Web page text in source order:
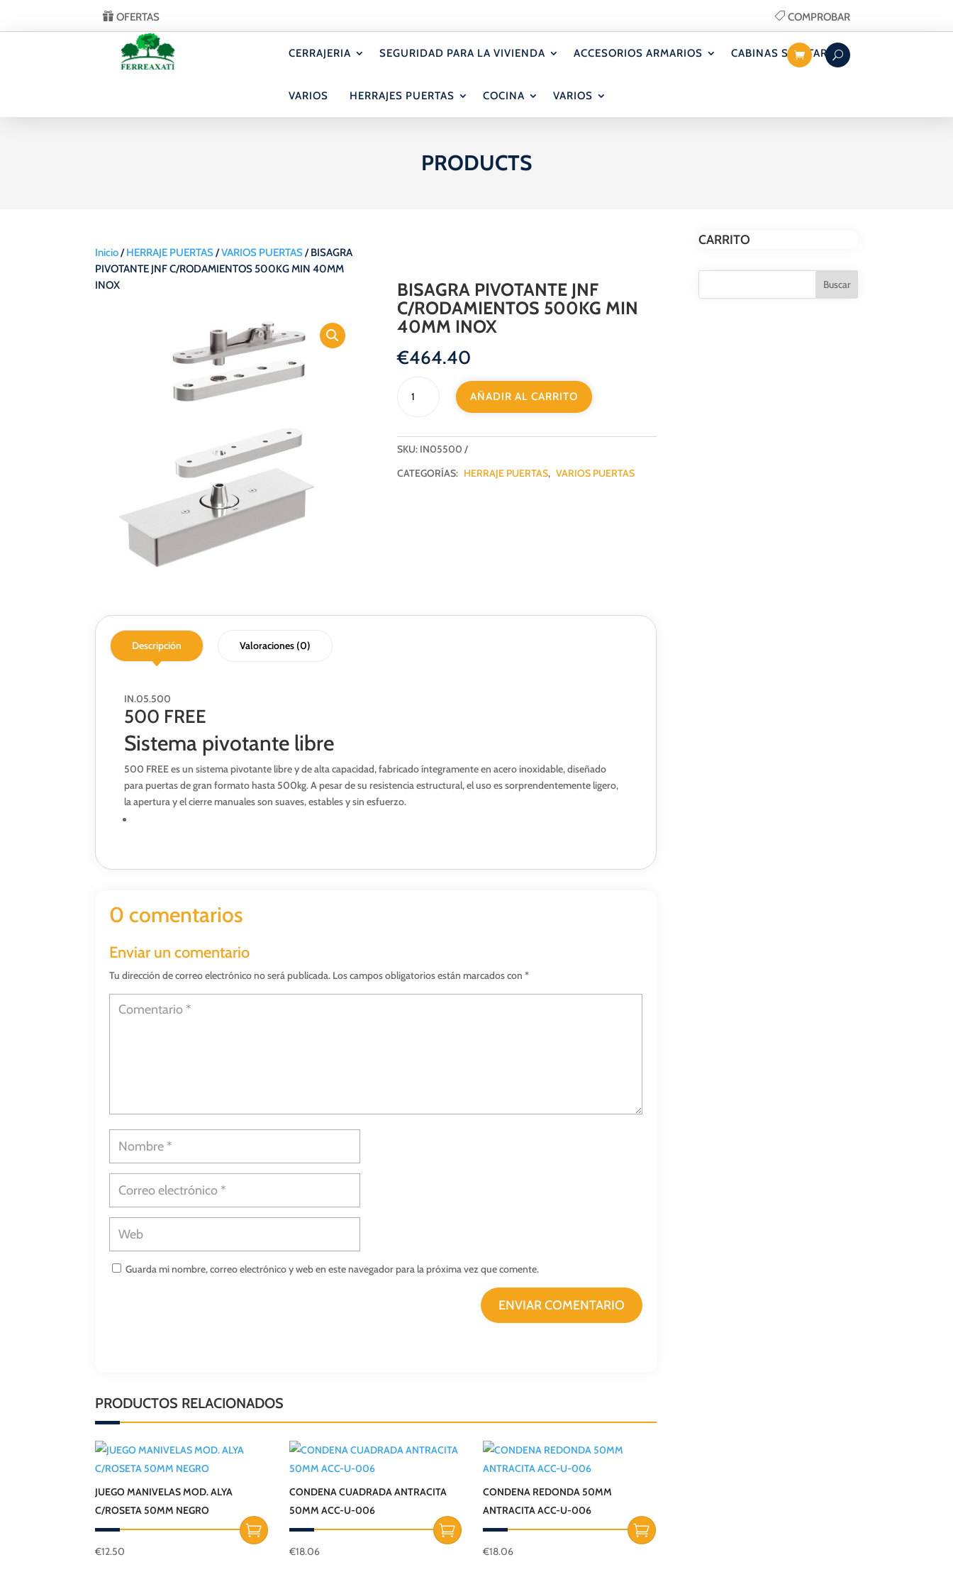
OFERTAS COMPROBAR
CERRAJERIA SEGURIDAD PARA LA VIVIENDA ACCESORIOS ARMARIOS CABINAS SANITARIAS
VARIOS HERRAJES PUERTAS COCINA VARIOS
PRODUCTS
Inicio/HERRAJE PUERTAS/VARIOS PUERTAS/ BISAGRA
PIVOTANTE JNF C/RODAMIENTOS 500KG MIN 40MM
INOX
BISAGRA PIVOTANTE JNF
C/RODAMIENTOS 500KG MIN
40MM INOX
€464.40
PIVOTANTE
500KG
40MM
AÑADIR AL CARRITO
SKU: IN05500
CATEGORÍAS: HERRAJE PUERTAS, VARIOS PUERTAS
Descripción Valoraciones (0)
IN.05.500
500 FREE
Sistema pivotante libre
500 FREE es un sistema pivotante libre y de alta capacidad, fabricado íntegramente en acero inoxidable, diseñado
para puertas de gran formato hasta 500kg. A pesar de su resistencia estructural, el uso es sorprendentemente ligero,
la apertura y el cierre manuales son suaves, estables y sin esfuerzo.
0 comentarios
Enviar un comentario
Tu dirección de correo electrónico no será publicada. Los campos obligatorios están marcados con*
Guarda mi nombre, correo electrónico y web en este navegador para la próxima vez que comente.
ENVIAR COMENTARIO
PRODUCTOS RELACIONADOS
JUEGO MANIVELAS MOD. ALYA
C/ROSETA 50MM NEGRO
€12.50
CONDENA CUADRADA ANTRACITA
50MM ACC-U-006
€18.06
CONDENA REDONDA 50MM
ANTRACITA ACC-U-006
€18.06
CARRITO